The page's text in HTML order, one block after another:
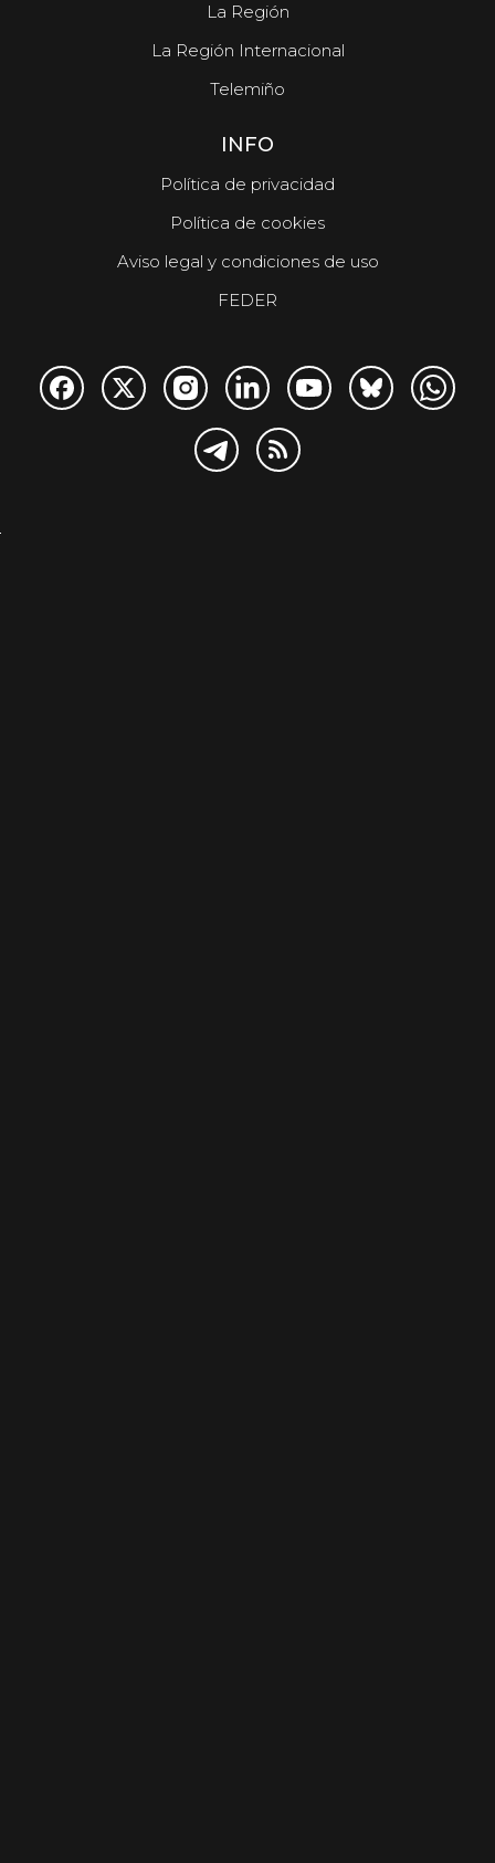
La Región
La Región Internacional
Telemiño
INFO
Política de privacidad
Política de cookies
Aviso legal y condiciones de uso
FEDER